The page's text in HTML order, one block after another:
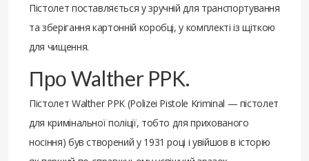
Пістолет поставляється у зручній для транспортування
та зберігання картонній коробці, у комплекті із щіткою
для чищення.
Про Walther PPK.
Пістолет Walther PPK (Polizei Pistole Kriminal — пістолет
для кримінальної поліції, тобто для прихованого
носіння) був створений у 1931 році і увійшов в історію